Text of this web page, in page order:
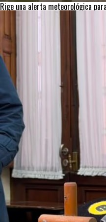
Rige una alerta meteorológica